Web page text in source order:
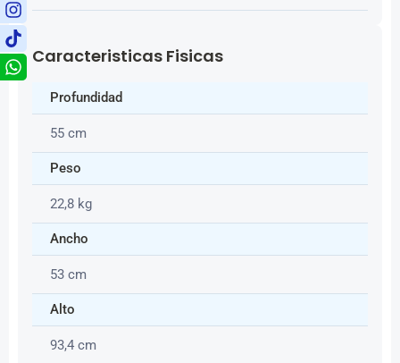
Caracteristicas Fisicas
Profundidad
55 cm
Peso
22,8 kg
Ancho
53 cm
Alto
93,4 cm